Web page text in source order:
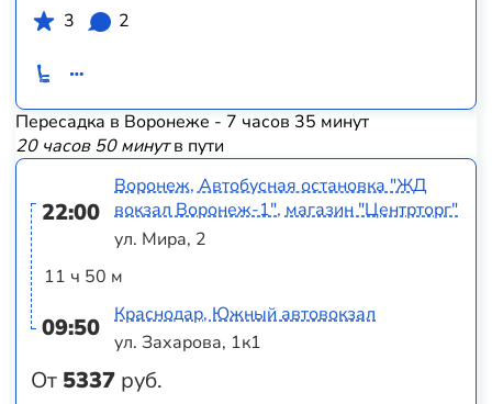
3
2
Пересадка в Воронеже - 7 часов 35 минут
20 часов 50 минутв пути
22:00
11 ч 50 м
09:50
От 5337 руб.
Воронеж, Автобусная остановка "ЖД
вокзал Воронеж-1", магазин "Центрторг"
ул. Мира, 2
Краснодар, Южный автовокзал
ул. Захарова, 1к1